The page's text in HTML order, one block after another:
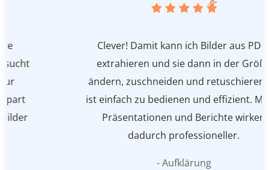
Clever! Damit kann ich Bilder aus PDFs
extrahieren und sie dann in der Größe
ändern, zuschneiden und retuschieren. Es
ist einfach zu bedienen und effizient. Meine
Präsentationen und Berichte wirken
dadurch professioneller.
- Aufklärung